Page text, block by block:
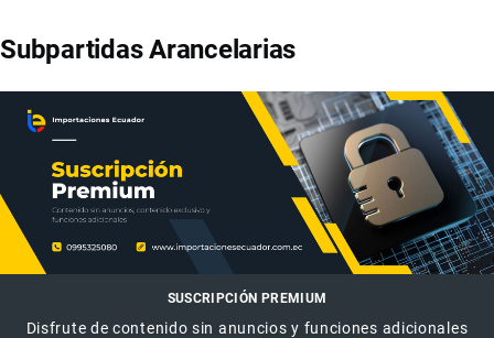
Subpartidas Arancelarias
SUSCRIPCIÓN PREMIUM
Disfrute de contenido sin anuncios y funciones adicionales